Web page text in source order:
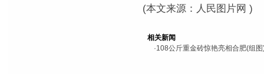
(本文来源：人民图片网 )
相关新闻
·108公斤重金砖惊艳亮相合肥(组图